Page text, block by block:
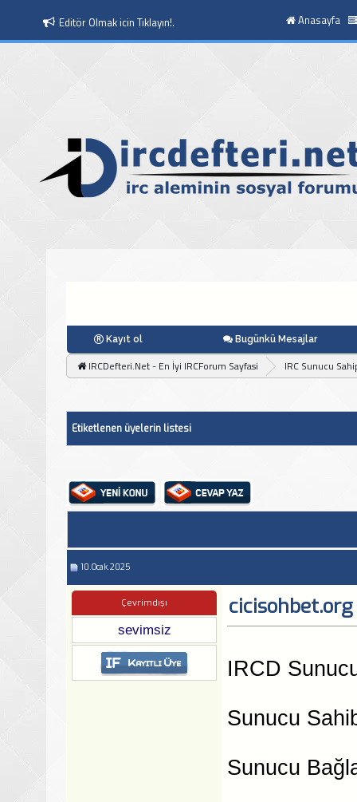
Moderatör Olmak icin Tıklayın!. Anasayfa
Kayıt ol Bugünkü Mesajlar
IRCDefteri.Net - En İyi IRCForum Sayfasi IRC Sunucu
Etiketlenen üyelerin listesi
10.Ocak.2025
Çevrimdışı
sevimsiz
cicisohbet.org
IRCD
Sunucu
Sunucu